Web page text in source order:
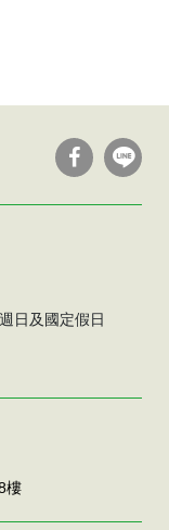
日及國定假日
樓